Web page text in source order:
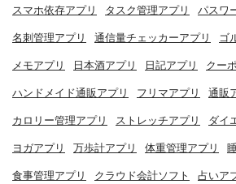
スマホ依存アプリ タスク管理アプリ パスワ
名刺管理アプリ 通信量チェッカーアプリ ゴ
メモアプリ 日本酒アプリ 日記アプリ クー
ハンドメイド通販アプリ フリマアプリ 通販
カロリー管理アプリ ストレッチアプリ ダイ
ヨガアプリ 万歩計アプリ 体重管理アプリ
食事管理アプリ クラウド会計ソフト 占いア